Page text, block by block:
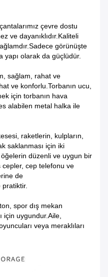
çevre dostu
ve dayanıklıdır.Kaliteli
görünüşte
yapı olarak da güçlüdür.
sağlam, rahat ve
ve konforlu.Torbanın ucu,
için torbanın hava
alabilen metal halka ile
raketlerin, kulpların,
saklanması için iki
öğelerin düzenli ve uygun bir
cepler, cep telefonu ve
de
pratiktir.
spor dış mekan
için uygundur.Aile,
veya meraklıları